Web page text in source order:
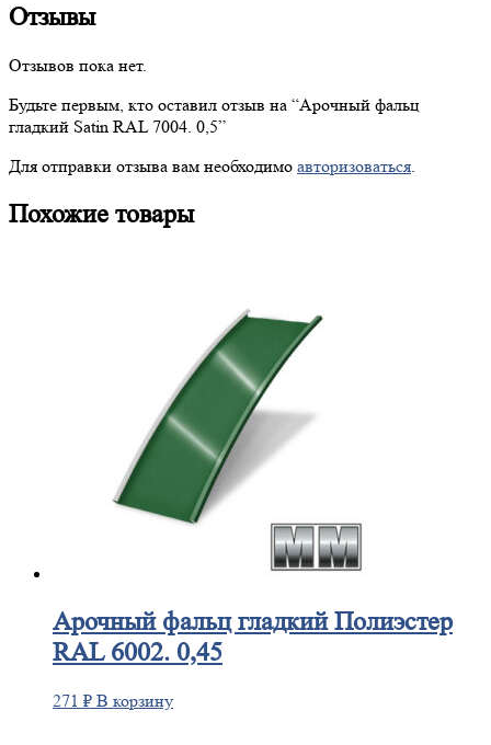
Отзывы
Отзывов пока нет.
Будьте первым, кто оставил отзыв на “Арочный фальц
гладкий Satin RAL 7004. 0,5”
Для отправки отзыва вам необходимо авторизоваться
Похожие товары
Арочныйфальц гладкий Полиэстер
RAL 6002. 0,45
271 ₽ В корзину